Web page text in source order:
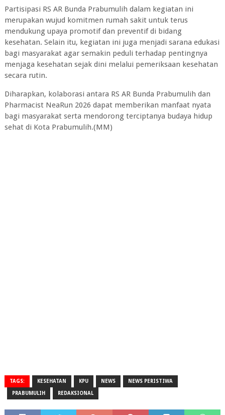
Partisipasi RS AR Bunda Prabumulih dalam kegiatan ini
merupakan wujud komitmen rumah sakit untuk terus
mendukung upaya promotif dan preventif di bidang
kesehatan. Selain itu, kegiatan ini juga menjadi sarana edukasi
bagi masyarakat agar semakin peduli terhadap pentingnya
menjaga kesehatan sejak dini melalui pemeriksaan kesehatan
secara rutin.
Diharapkan, kolaborasi antara RS AR Bunda Prabumulih dan
Pharmacist NeaRun 2026 dapat memberikan manfaat nyata
bagi masyarakat serta mendorong terciptanya budaya hidup
sehat di Kota Prabumulih.(MM)
TAGS: KESEHATAN KPU NEWS NEWS PERISTIWA
PRABUMULIH REDAKSIONAL